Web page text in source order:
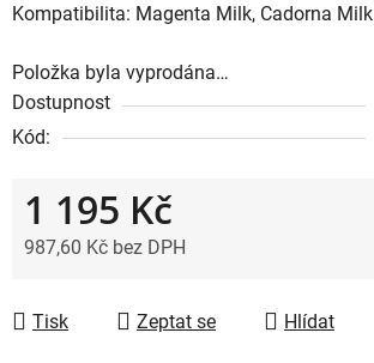
Kompatibilita: Magenta Milk, Cadorna Milk
Položka byla vyprodána…
Dostupnost
Kód:
1 195 Kč
987,60 Kč bez DPH
Tisk
Zeptat se Hlídat